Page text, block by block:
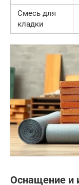
Смесь для
кладки
Оснащение и